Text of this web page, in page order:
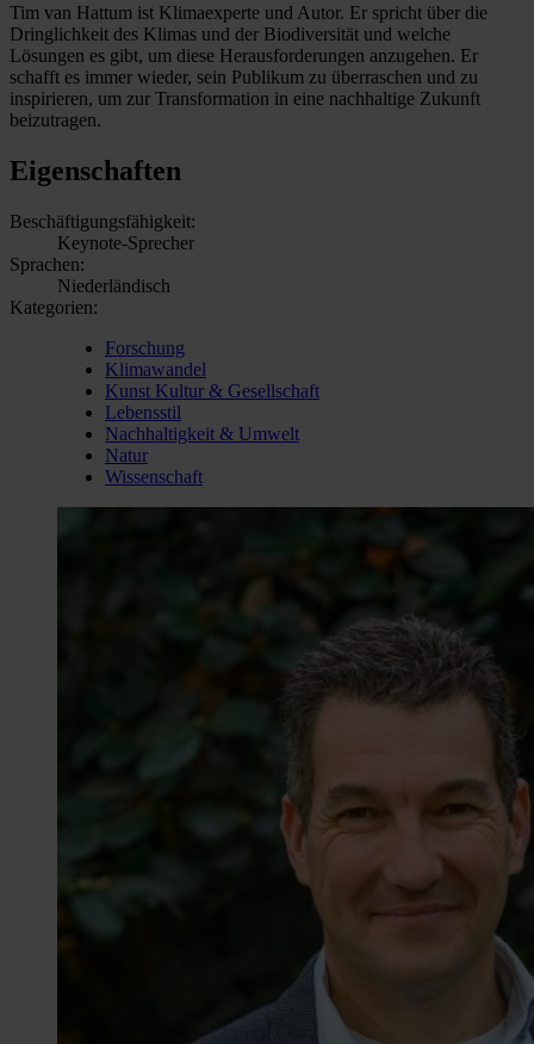
Tim van Hattum ist Klimaexperte und Autor. Er spricht über die
Dringlichkeit des Klimas und der Biodiversität und welche
Lösungen es gibt, um diese Herausforderungen anzugehen. Er
schafft es immer wieder, sein Publikum zu überraschen und zu
inspirieren, um zur Transformation in eine nachhaltige Zukunft
beizutragen.
Eigenschaften
Beschäftigungsfähigkeit:
Keynote-Sprecher
Sprachen:
Niederländisch
Kategorien:
Forschung
Klimawandel
Kunst Kultur & Gesellschaft
Lebensstil
Nachhaltigkeit & Umwelt
Natur
Wissenschaft